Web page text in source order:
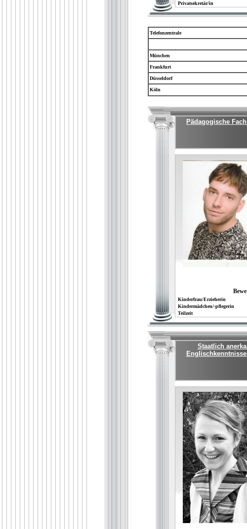
Privatsekretär/in
Telefonzentrale
München
Frankfurt
Düsseldorf
Köln
Pädagogische
Kinderfrau/Erzieherin
Kindermädchen/-pflegerin
Teilzeit
Staatlich